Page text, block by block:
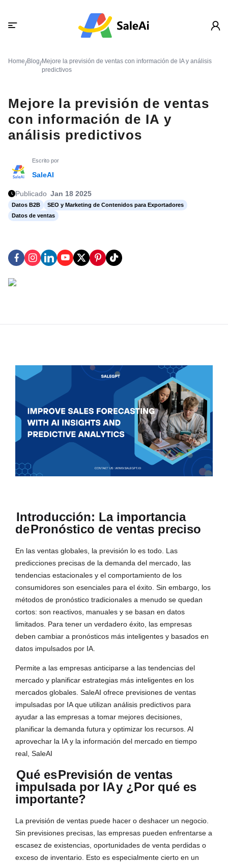
Home/Blog/Mejore la previsión de ventas con información de IA y análisis
predictivos
Mejore la previsión de ventas
con información de IA y
análisis predictivos
Escrito por
SaleAI
Publicado Jan 18 2025
Datos B2B
SEO y Marketing de Contenidos para Exportadores
Datos de ventas
Introducción: La importancia
dePronóstico de ventas preciso
En las ventas globales, la previsión lo es todo. Las
predicciones precisas de la demanda del mercado, las
tendencias estacionales y el comportamiento de los
consumidores son esenciales para el éxito. Sin embargo, los
métodos de pronóstico tradicionales a menudo se quedan
cortos: son reactivos, manuales y se basan en datos
limitados. Para tener un verdadero éxito, las empresas
deben cambiar a pronósticos más inteligentes y basados en
datos impulsados por IA.
Permite a las empresas anticiparse a las tendencias del
mercado y planificar estrategias más inteligentes en los
mercados globales. SaleAI ofrece previsiones de ventas
impulsadas por IA que utilizan análisis predictivos para
ayudar a las empresas a tomar mejores decisiones,
planificar la demanda futura y optimizar los recursos. Al
aprovechar la IA y la información del mercado en tiempo
real, SaleAI
Qué esPrevisión de ventas
impulsada por IAy ¿Por qué es
importante?
La previsión de ventas puede hacer o deshacer un negocio.
Sin previsiones precisas, las empresas pueden enfrentarse a
escasez de existencias, oportunidades de venta perdidas o
exceso de inventario. Esto es especialmente cierto en un